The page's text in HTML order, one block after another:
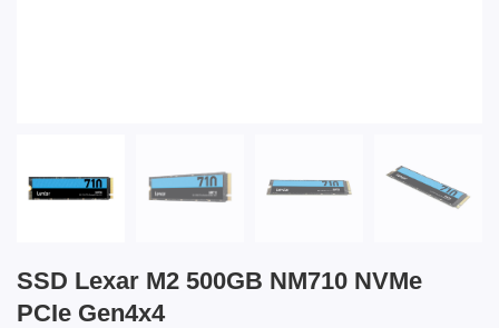
SSD Lexar M2 500GB NM710 NVMe
PCIe Gen4x4